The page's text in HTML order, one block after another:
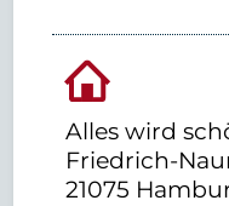
Alles wird
Friedrich-
21075